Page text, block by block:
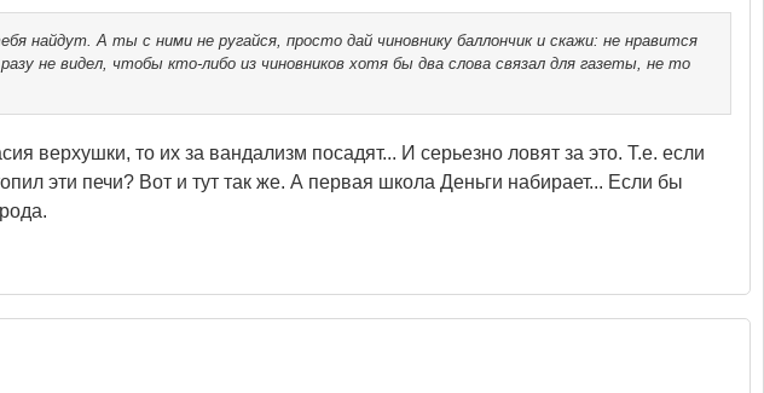
найдут. А ты с ними не ругайся, просто дай чиновнику баллончик и скажи: не нравится
не видел, чтобы кто-либо из чиновников хотя бы два слова связал для газеты, не то
верхушки, то их за вандализм посадят... И серьезно ловят за это. Т.е. если
эти печи? Вот и тут так же. А первая школа Деньги набирает... Если бы